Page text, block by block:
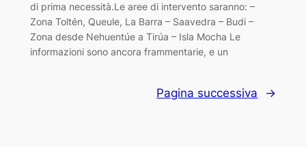
di prima necessità.Le aree di intervento saranno: –
Zona Toltén, Queule, La Barra – Saavedra – Budi –
Zona desde Nehuentúe a Tirúa – Isla Mocha Le
informazioni sono ancora frammentarie, e un
Pagina successiva →